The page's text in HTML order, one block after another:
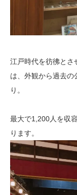
江戸時代を彷彿とさ
は、外観から過去
り。
最大で1,200人を収
ります。